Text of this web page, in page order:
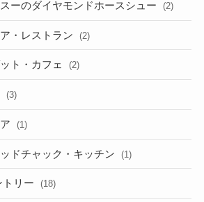
ーのダイヤモンドホースシュー (2)
・レストラン (2)
ト・カフェ (2)
(3)
(1)
ドチャック・キッチン (1)
トリー (18)